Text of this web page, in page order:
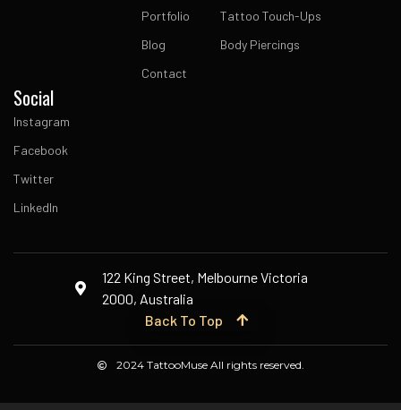
Portfolio
Blog
Contact
Tattoo Touch-Ups
Body Piercings
Social
Instagram
Facebook
Twitter
LinkedIn
122 King Street, Melbourne Victoria
2000, Australia
Back To Top
2024 TattooMuse All rights reserved.